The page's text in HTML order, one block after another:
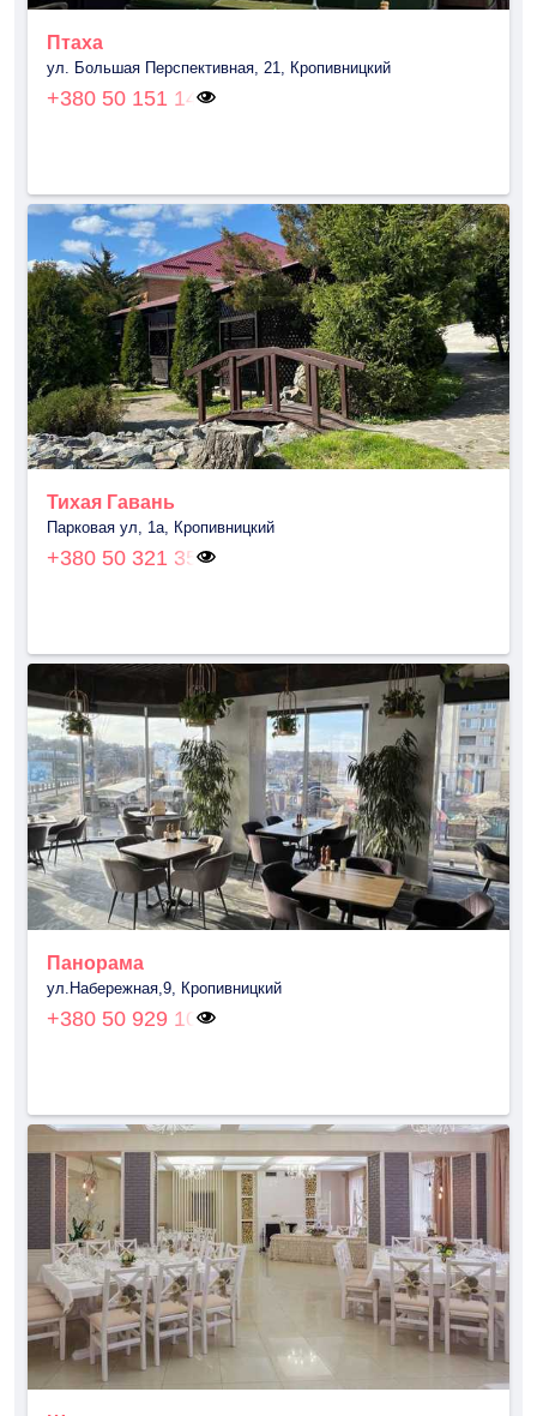
Птаха
ул. Большая Перспективная, 21, Кропивницкий
+380 50 151 14
Тихая Гавань
Парковая ул, 1а, Кропивницкий
+380 50 321 35
Панорама
ул.Набережная,9, Кропивницкий
+380 50 929 10